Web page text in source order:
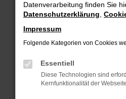
Internetverbindung.
Laden andere Webseiten,
Suchmaschine?
Prüfe deine
das Laden bestimmter
Funktioniert die Seite in
oder in einem privaten
Datenverarbeitung finden Sie
Datenschutzerklärung
Impressum
Folgende Kategorien von Cookies
Essentiell
Diese Technologien sind
Kernfunktionalität der